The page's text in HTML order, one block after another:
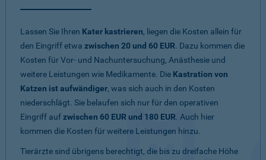
Lassen Sie Ihren Kater kastrieren, liegen die Kosten allein für
den Eingriff etwa zwischen 20 und 60 EUR. Dazu kommen die
Kosten für Vor- und Nachuntersuchung, Anästhesie und
weitere Leistungen wie Medikamente. Die Kastration von
Katzen ist aufwändiger, was sich auch in den Kosten
niederschlägt. Sie belaufen sich nur für den operativen
Eingriff aufzwischen 60 EUR und 180 EUR. Auch hier
kommen die Kosten für weitere Leistungen hinzu.
Tierärzte sind übrigens berechtigt, die bis zu dreifache Höhe